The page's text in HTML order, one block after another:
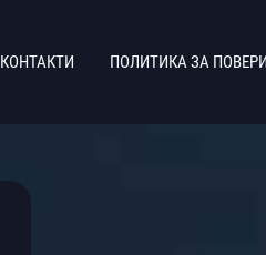
КОНТАКТИ ПОЛИТИКА ЗА